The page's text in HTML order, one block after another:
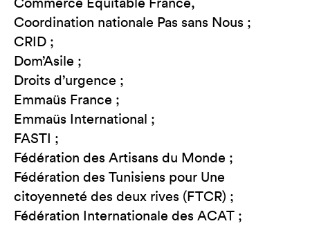
Commerce Equitable France,
Coordination nationale Pas sans Nous ;
CRID ;
Dom’Asile ;
Droits d’urgence ;
Emmaüs France ;
Emmaüs International ;
FASTI ;
Fédération des Artisans du Monde ;
Fédération des Tunisiens pour Une
citoyenneté des deux rives (FTCR) ;
Fédération Internationale des ACAT ;